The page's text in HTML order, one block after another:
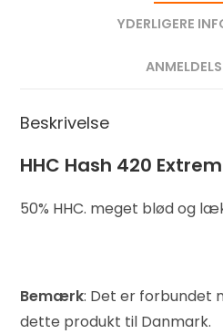
YDERLIGERE
Beskrivelse
HHC Hash 420
50% HHC. meget blød og
Bemærk: Det er forbundet
dette produkt til Danmark.